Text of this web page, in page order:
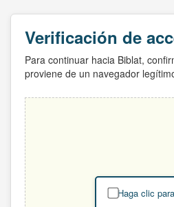
Verificación de
Para continuar hacia Biblat,
proviene de un navegador
Haga clic